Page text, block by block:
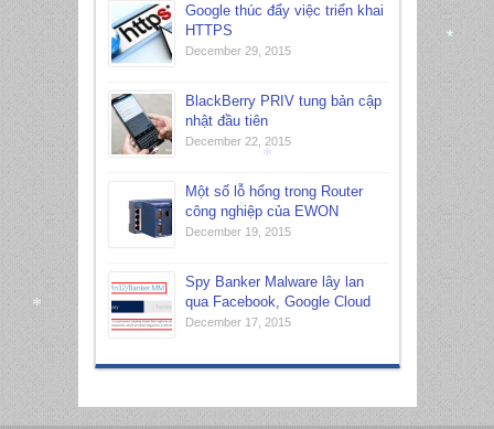
Google thúc đẩy việc triển khai
HTTPS
December 29, 2015
BlackBerry PRIV tung bản cập
nhật đầu tiên
December 22, 2015
Một số lỗ hổng trong Router
công nghiệp của EWON
December 19, 2015
Spy Banker Malware lây lan
qua Facebook, Google Cloud
December 17, 2015
*